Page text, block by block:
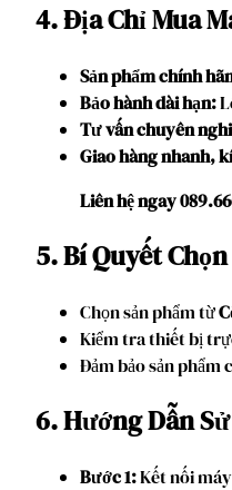
4. Địa Chỉ Mua
Sản phẩm chính
Bảo hành dài hạn:
Tư vấn chuyên
Giao hàng nhanh,
Liên hệ ngay
5. Bí Quyết
Chọn sản phẩm từ
Kiểm tra thiết bị
Đảm bảo sản phẩm
6. Hướng Dẫn
Bước 1:Kết nối